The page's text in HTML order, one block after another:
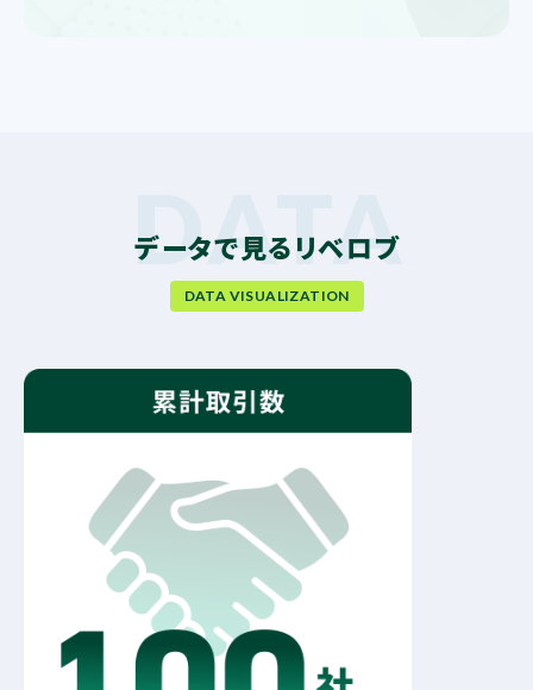
データで見るリベロブ
DATA VISUALIZATION